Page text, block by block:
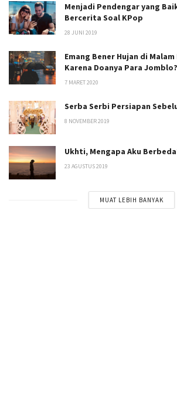
Menjadi Pendengar yang
Bercerita Soal KPop
28 JUNI 2019
Emang Bener Hujan di
Karena Doanya Para Jomblo?
7 MARET 2020
Serba Serbi Persiapan
8 NOVEMBER 2019
Ukhti, Mengapa Aku
23 AGUSTUS 2019
MUAT LEBIH BANYAK